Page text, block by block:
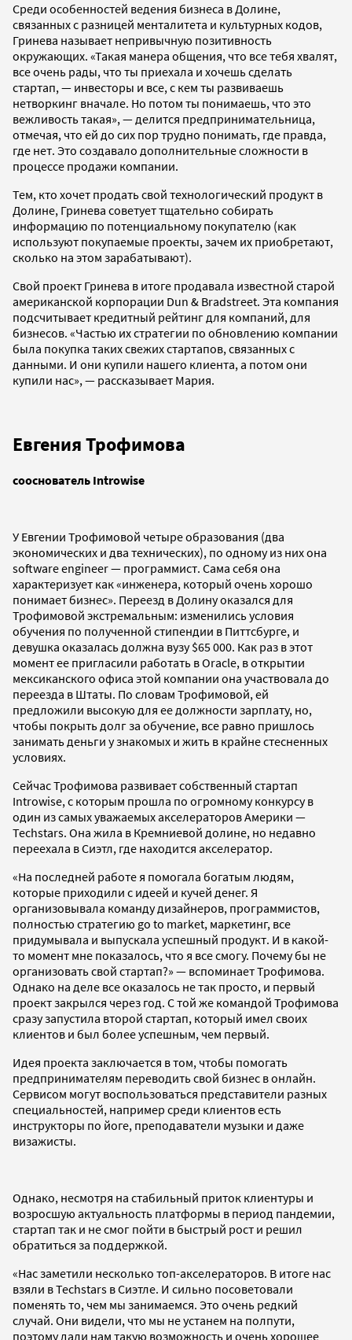
Среди особенностей ведения бизнеса в Долине,
связанных с разницей менталитета и культурных кодов,
Гринева называет непривычную позитивность
окружающих. «Такая манера общения, что все тебя хвалят,
все очень рады, что ты приехала и хочешь сделать
стартап, — инвесторы и все, с кем ты развиваешь
нетворкинг вначале. Но потом ты понимаешь, что это
вежливость такая», — делится предпринимательница,
отмечая, что ей до сих пор трудно понимать, где правда,
где нет. Это создавало дополнительные сложности в
процессе продажи компании.
Тем, кто хочет продать свой технологический продукт в
Долине, Гринева советует тщательно собирать
информацию по потенциальному покупателю (как
используют покупаемые проекты, зачем их приобретают,
сколько на этом зарабатывают).
Свой проект Гринева в итоге продавала известной старой
американской корпорации Dun & Bradstreet. Эта компания
подсчитывает кредитный рейтинг для компаний, для
бизнесов. «Частью их стратегии по обновлению компании
была покупка таких свежих стартапов, связанных с
данными. И они купили нашего клиента, а потом они
купили нас», — рассказывает Мария.
Евгения Трофимова
сооснователь Introwise
У Евгении Трофимовой четыре образования (два
экономических и два технических), по одному из них она
software engineer — программист. Сама себя она
характеризует как «инженера, который очень хорошо
понимает бизнес». Переезд в Долину оказался для
Трофимовой экстремальным: изменились условия
обучения по полученной стипендии в Питтсбурге, и
девушка оказалась должна вузу $65 000. Как раз в этот
момент ее пригласили работать в Oracle, в открытии
мексиканского офиса этой компании она участвовала до
переезда в Штаты. По словам Трофимовой, ей
предложили высокую для ее должности зарплату, но,
чтобы покрыть долг за обучение, все равно пришлось
занимать деньги у знакомых и жить в крайне стесненных
условиях.
Сейчас Трофимова развивает собственный стартап
Introwise, с которым прошла по огромному конкурсу в
один из самых уважаемых акселераторов Америки —
Techstars. Она жила в Кремниевой долине, но недавно
переехала в Сиэтл, где находится акселератор.
«На последней работе я помогала богатым людям,
которые приходили с идеей и кучей денег. Я
организовывала команду дизайнеров, программистов,
полностью стратегию go to market, маркетинг, все
придумывала и выпускала успешный продукт. И в какой-
то момент мне показалось, что я все смогу. Почему бы не
организовать свой стартап?» — вспоминает Трофимова.
Однако на деле все оказалось не так просто, и первый
проект закрылся через год. С той же командой Трофимова
сразу запустила второй стартап, который имел своих
клиентов и был более успешным, чем первый.
Идея проекта заключается в том, чтобы помогать
предпринимателям переводить свой бизнес в онлайн.
Сервисом могут воспользоваться представители разных
специальностей, например среди клиентов есть
инструкторы по йоге, преподаватели музыки и даже
визажисты.
Однако, несмотря на стабильный приток клиентуры и
возросшую актуальность платформы в период пандемии,
стартап так и не смог пойти в быстрый рост и решил
обратиться за поддержкой.
«Нас заметили несколько топ-акселераторов. В итоге нас
взяли в Techstars в Сиэтле. И сильно посоветовали
поменять то, чем мы занимаемся. Это очень редкий
случай. Они видели, что мы не устанем на полпути,
поэтому дали нам такую возможность и очень хорошее